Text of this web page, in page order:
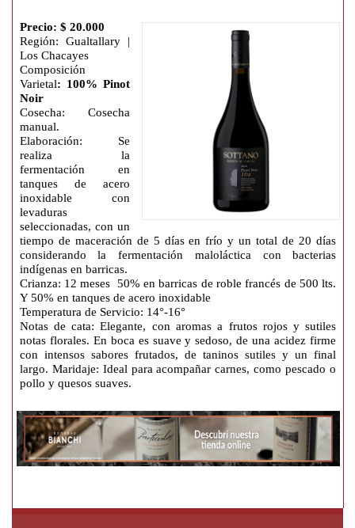
Precio: $ 20.000
Región: Gualtallary |
Los Chacayes
Composición
Varietal: 100% Pinot
Noir
Cosecha: Cosecha
manual.
Elaboración: Se
realiza la
fermentación en
tanques de acero
inoxidable con
levaduras
seleccionadas, con un
tiempo de maceración de 5 días en frío y un total de 20 días
considerando la fermentación maloláctica con bacterias
indígenas en barricas.
Crianza: 12 meses 50% en barricas de roble francés de 500 lts.
Y 50% en tanques de acero inoxidable
Temperatura de Servicio: 14°-16°
Notas de cata: Elegante, con aromas a frutos rojos y sutiles
notas florales. En boca es suave y sedoso, de una acidez firme
con intensos sabores frutados, de taninos sutiles y un final
largo. Maridaje: Ideal para acompañar carnes, como pescado o
pollo y quesos suaves.